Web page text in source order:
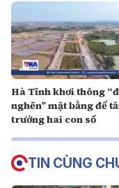
Hà Tĩnh khơi thông
nghẽn” mặt bằng để
trưởng hai con số
TIN CÙNG